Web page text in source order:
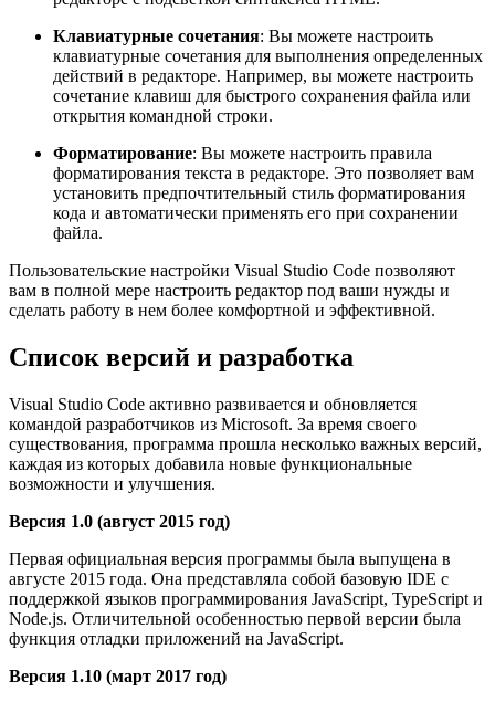
Клавиатурные сочетания: Вы можете настроить
клавиатурные сочетания для выполнения определенных
действий в редакторе. Например, вы можете настроить
сочетание клавиш для быстрого сохранения файла или
открытия командной строки.
Форматирование: Вы можете настроить правила
форматирования текста в редакторе. Это позволяет вам
установить предпочтительный стиль форматирования
кода и автоматически применять его при сохранении
файла.
Пользовательские настройки Visual Studio Code позволяют
вам в полной мере настроить редактор под ваши нужды и
сделать работу в нем более комфортной и эффективной.
Список версий и разработка
Visual Studio Code активно развивается и обновляется
командой разработчиков из Microsoft. За время своего
существования, программа прошла несколько важных версий,
каждая из которых добавила новые функциональные
возможности и улучшения.
Версия 1.0 (август 2015 год)
Первая официальная версия программы была выпущена в
августе 2015 года. Она представляла собой базовую IDE с
поддержкой языков программирования JavaScript, TypeScript и
Node.js. Отличительной особенностью первой версии была
функция отладки приложений на JavaScript.
Версия 1.10 (март 2017 год)